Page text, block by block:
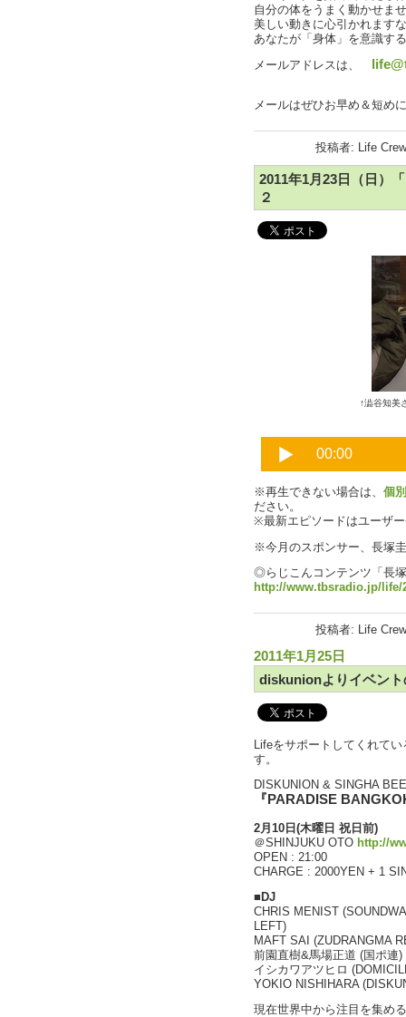
自分の体をうまく動かせま
美しい動きに心引かれます
あなたが「身体」を意識す
メールアドレスは、
メールはぜひお早め＆短め
投稿者: Life
2011年1月23日（日）
２
↑澁谷知美
※再生できない場合は、 個
ださい。
※最新エピソードはユーザ
※今月のスポンサー、長塚
◎らじこんコンテンツ「長
http://www.tbsradio.jp/life/
投稿者: Life
2011年1月25日
diskunionよりイベント
Lifeをサポートしてくれてい
す。
DISKUNION & SINGHA
『PARADISE
2月10日(木曜日 祝日前)
＠SHINJUKU OTO http://
OPEN : 21:00
CHARGE : 2000YEN + 1
■DJ
CHRIS MENIST
LEFT)
MAFT SAI (ZUDRANGMA
前園直樹&馬場正道 (国ポ連)
イシカワアツヒロ
YOKIO NISHIHARA
現在世界中から注目を集め